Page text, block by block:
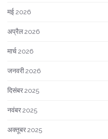
मई 2026
अप्रैल 2026
मार्च 2026
जनवरी 2026
दिसंबर 2025
नवंबर 2025
अक्तूबर 2025